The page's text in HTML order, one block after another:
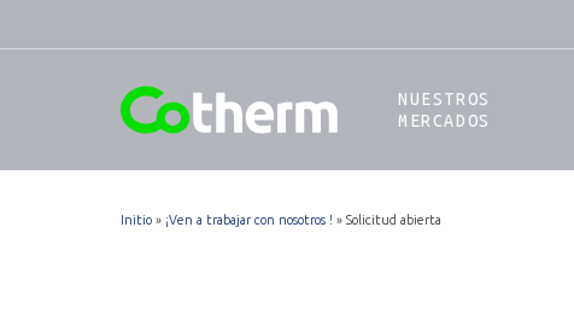
NUESTROS
MERCADOS
Initio » ¡Ven a trabajar con nosotros ! » Solicitud abierta